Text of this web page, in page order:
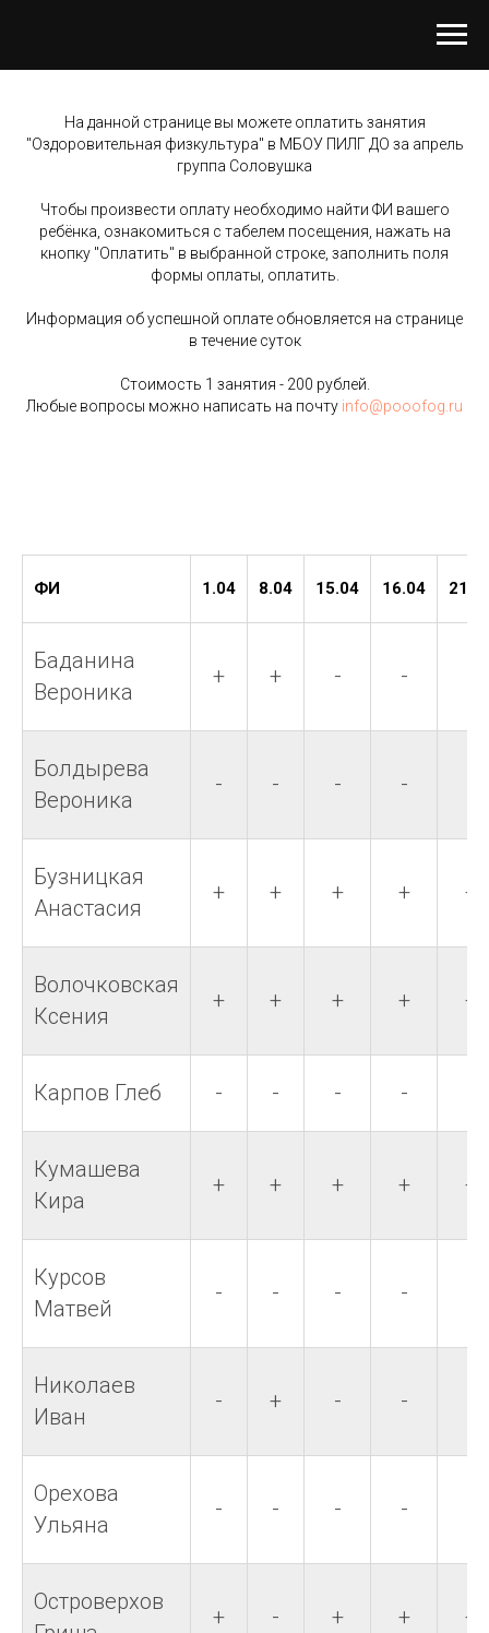
На данной странице вы можете оплатить занятия
"Оздоровительная физкультура" в МБОУ ПИЛГ ДО за апрель
группа Соловушка
Чтобы произвести оплату необходимо найти ФИ вашего
ребёнка, ознакомиться с табелем посещения, нажать на
кнопку "Оплатить" в выбранной строке, заполнить поля
формы оплаты, оплатить.
Информация об успешной оплате обновляется на странице
в течение суток
Стоимость 1 занятия - 200 рублей.
Любые вопросы можно написать на почту info@pooofog.ru
ФИ 1.04 8.04 15.04 16.04
Баданина
Вероника
+ + - -
Болдырева
Вероника
- - - -
Бузницкая
Анастасия
+ + + + +
Волочковская
Ксения
+ + + + +
Карпов Глеб - - - -
Кумашева
Кира
+ + + + +
Курсов
Матвей
- - - -
Николаев
Иван
- + - -
Орехова
Ульяна
- - - -
Островерхов
+ - + + +